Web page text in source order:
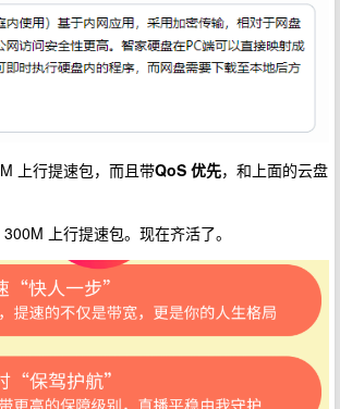
上行提速包，而且带QoS 优先，和上面的云盘
上行提速包。现在齐活了。